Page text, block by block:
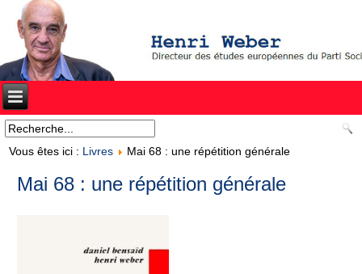
Vous êtes ici : Livres Mai 68 : une répétition générale
Mai 68 : une répétition générale